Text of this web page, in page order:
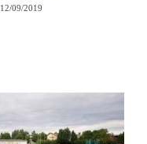
12/09/2019